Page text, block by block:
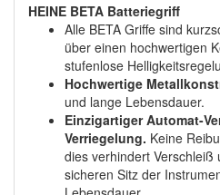
HEINE BETA Batteriegriff
Alle BETA Griffe sind
über einen hochwertigen
stufenlose
Hochwertige
und lange Lebensdauer.
Einzigartiger Automat-
Verriegelung. Keine
dies verhindert Verschleiß
sicheren Sitz der